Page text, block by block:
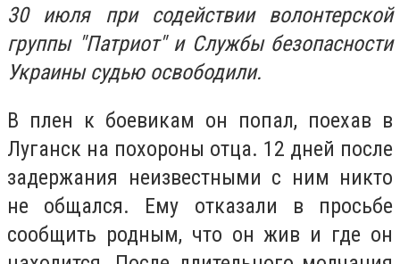
30 июля при содействии волонтерской
группы "Патриот" и Службы безопасности
Украины судью освободили.
В плен к боевикам он попал, поехав в
Луганск на похороны отца. 12 дней после
задержания неизвестными с ним никто
не общался. Ему отказали в просьбе
сообщить родным, что он жив и где он